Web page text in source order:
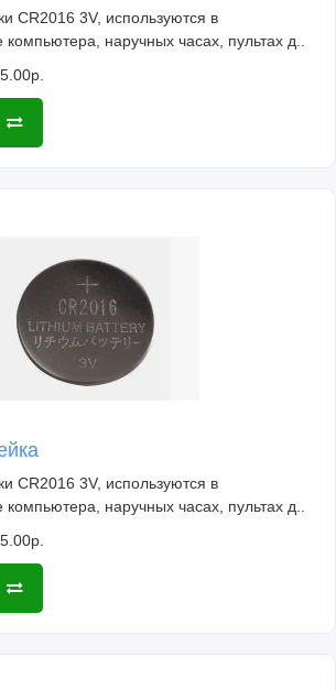
CR2016 3V, используются в
наручных часах, пультах д..
CR2016 3V, используются в
наручных часах, пультах д..